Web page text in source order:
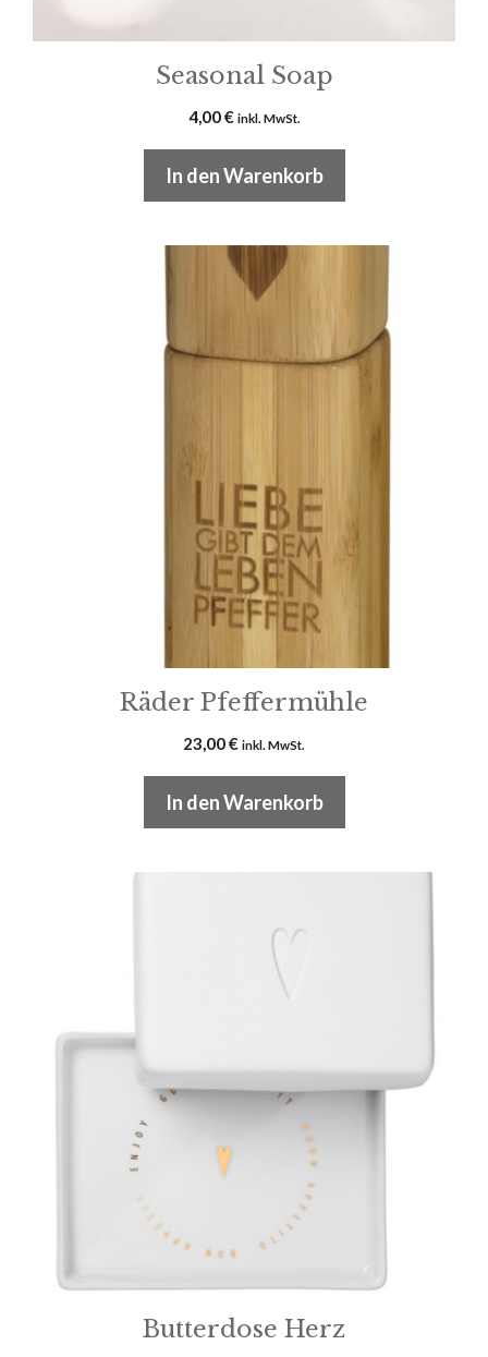
Seasonal Soap
4,00€ inkl. MwSt.
In den Warenkorb
Räder Pfeffermühle
23,00€ inkl. MwSt.
In den Warenkorb
Butterdose Herz